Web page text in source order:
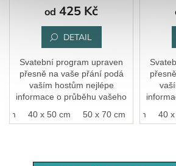
od 425 Kč
DETAIL
Svatební program upraven
přesně na vaše přání podá
vaším hostům nejlépe
informace o průběhu vašeho
cm 40 x 50 cm 50 x 70 cm30 x 40 cm 40